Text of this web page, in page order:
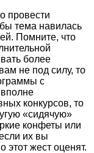
провести
тема навилась
Помните, что
более
не под силу, то
с
конкурсов, то
«сидячую»
конфеты или
их вы
этот жест оценят.